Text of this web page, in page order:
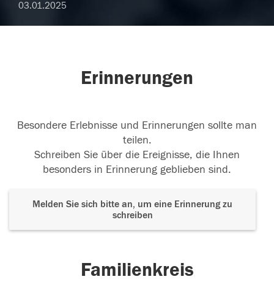
03.01.2025
Erinnerungen
Besondere Erlebnisse und Erinnerungen sollte man
teilen.
Schreiben Sie über die Ereignisse, die Ihnen
besonders in Erinnerung geblieben sind.
Melden Sie sich bitte an, um eine Erinnerung zu
schreiben
Familienkreis